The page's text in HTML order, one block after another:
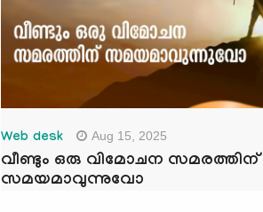
Web desk Aug 15, 2025
വീണ്ടും ഒരു വിമോചന സമരത്തിന്
സമയമാവുന്നുവോ